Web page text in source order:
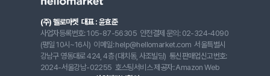
(주) 헬로마켓 대표 : 윤효준
사업자등록번호: 105-87-56305 안전결제 문의: 02-324-4090
(평일 10시~16시) 이메일: help@hellomarket.com 서울특별시
강남구 영동대로 424, 4층 (대치동, 사조빌딩) 통신판매업신고번호:
2024-서울강남-02255 호스팅서비스 제공자: Amazon Web